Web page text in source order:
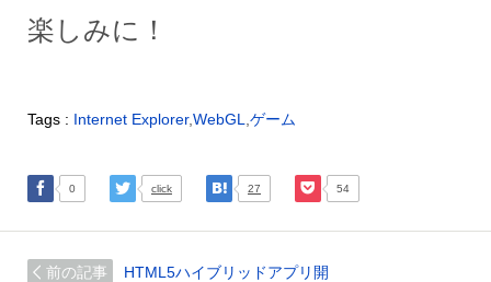
楽しみに！
Tags : Internet Explorer,WebGL ゲーム
0 click 27 54
前の記事 HTML5ハイブリッドアプリ開